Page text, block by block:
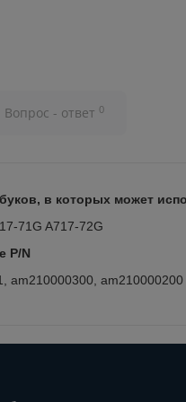
Вопрос - ответ 0
в которых может
71G A717-72G
P/N
am210000300, am210000200